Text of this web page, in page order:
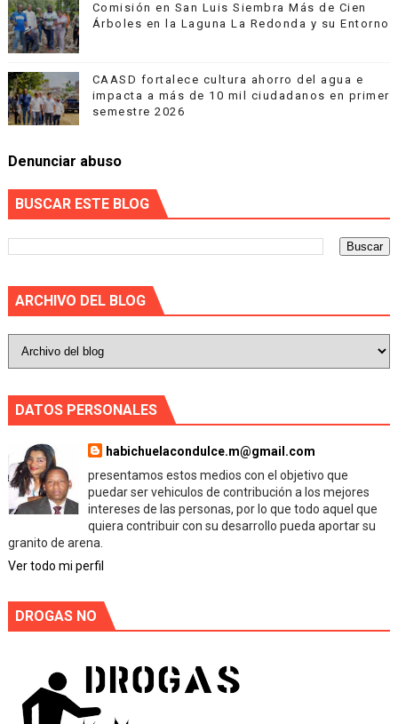
Comisión en San Luis Siembra Más de Cien
Árboles en la Laguna La Redonda y su Entorno
CAASD fortalece cultura ahorro del agua e
impacta a más de 10 mil ciudadanos en primer
semestre 2026
Denunciar abuso
BUSCAR ESTE BLOG
ARCHIVO DEL BLOG
DATOS PERSONALES
habichuelacondulce.m@gmail.com
presentamos estos medios con el objetivo que
puedar ser vehiculos de contribución a los mejores
intereses de las personas, por lo que todo aquel que
quiera contribuir con su desarrollo pueda aportar su
granito de arena.
Ver todo mi perfil
DROGAS NO